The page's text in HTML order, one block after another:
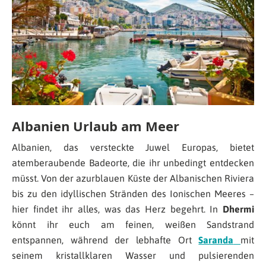
Albanien Urlaub am Meer
Albanien, das versteckte Juwel Europas, bietet
atemberaubende Badeorte, die ihr unbedingt entdecken
müsst. Von der azurblauen Küste der Albanischen Riviera
bis zu den idyllischen Stränden des Ionischen Meeres –
hier findet ihr alles, was das Herz begehrt. In Dhermi
könnt ihr euch am feinen, weißen Sandstrand
entspannen, während der lebhafte OrtSaranda
mit
seinem kristallklaren Wasser und pulsierenden